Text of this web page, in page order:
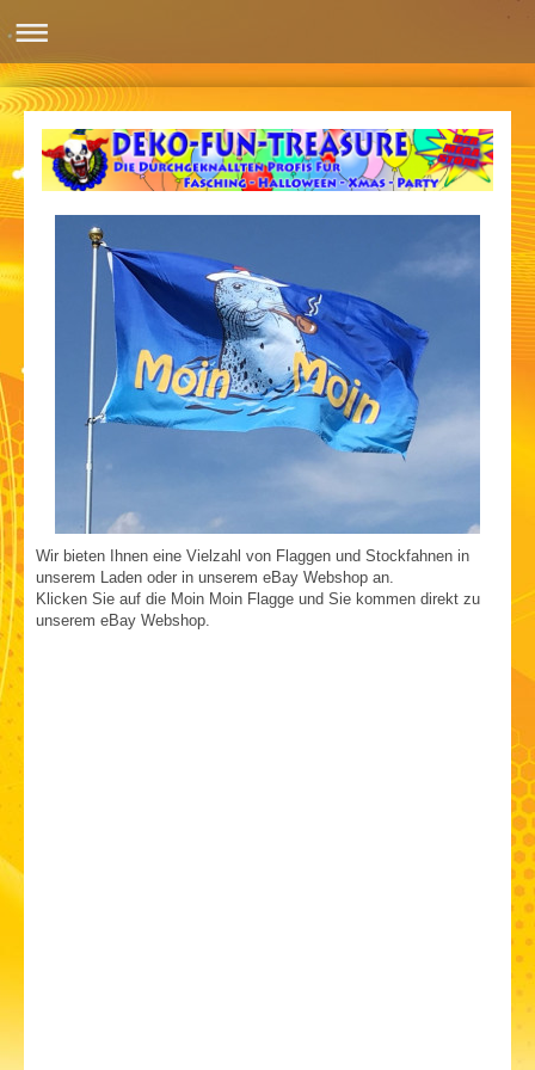
Wir bieten Ihnen eine Vielzahl von Flaggen und Stockfahnen in
unserem Laden oder in unserem eBay Webshop an.
Klicken Sie auf die Moin Moin Flagge und Sie kommen direkt zu
unserem eBay Webshop.